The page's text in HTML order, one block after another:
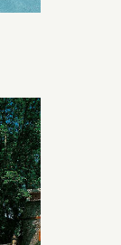
se